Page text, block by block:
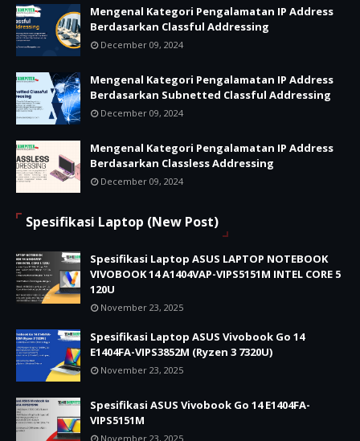
Mengenal Kategori Pengalamatan IP Address
Berdasarkan Classful Addressing
December 09, 2024
Mengenal Kategori Pengalamatan IP Address
Berdasarkan Subnetted Classful Addressing
December 09, 2024
Mengenal Kategori Pengalamatan IP Address
Berdasarkan Classless Addressing
December 09, 2024
Spesifikasi Laptop (New Post)
Spesifikasi Laptop ASUS LAPTOP NOTEBOOK
VIVOBOOK 14 A1404VAP-VIPS5151M INTEL CORE 5
120U
November 23, 2025
Spesifikasi Laptop ASUS Vivobook Go 14
E1404FA-VIPS3852M (Ryzen 3 7320U)
November 23, 2025
Spesifikasi ASUS Vivobook Go 14 E1404FA-
VIPS5151M
November 23, 2025